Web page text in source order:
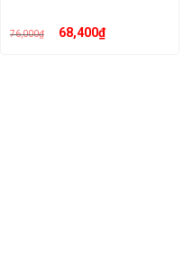
76,000₫ Giá
gốc
68,400₫Giá
hiện